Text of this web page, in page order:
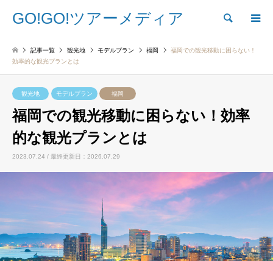
GO!GO!ツアーメディア 検索
記事一覧 観光地 モデルプラン 福岡
福岡での観光移動に困らない！
効率的な観光プランとは
観光地 モデルプラン 福岡
福岡での観光移動に困らない！効率
的な観光プランとは
2023.07.24 / 最終更新日：2026.07.29